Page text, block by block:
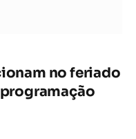
no feriado